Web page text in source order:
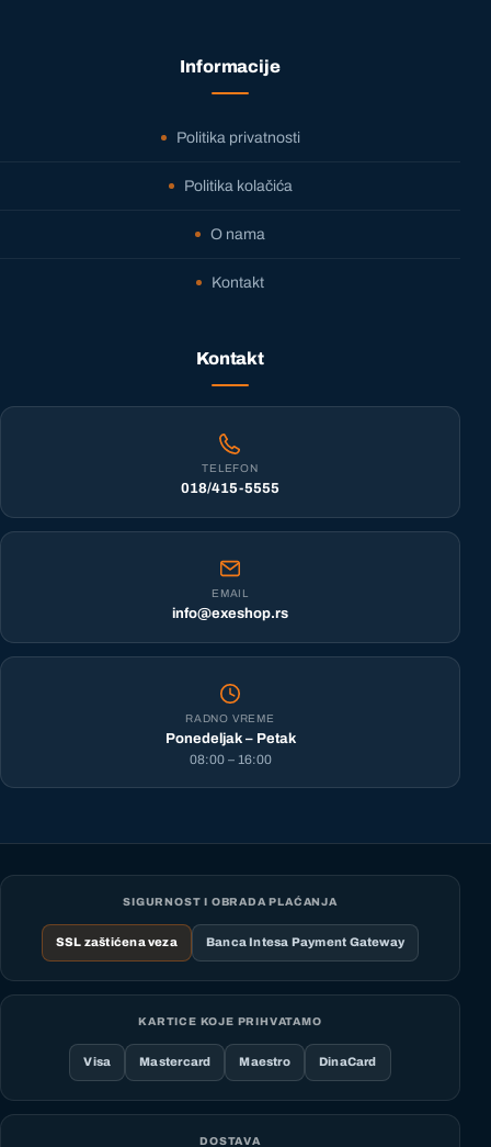
Informacije
Politika privatnosti
Politika kolačića
O nama
Kontakt
Kontakt
TELEFON
018/415-5555
EMAIL
info@exeshop.rs
RADNO VREME
Ponedeljak – Petak
08:00 – 16:00
SIGURNOST I OBRADA PLAĆANJA
SSL zaštićena veza Banca Intesa Payment Gateway
KARTICE KOJE PRIHVATAMO
Visa Mastercard Maestro DinaCard
DOSTAVA